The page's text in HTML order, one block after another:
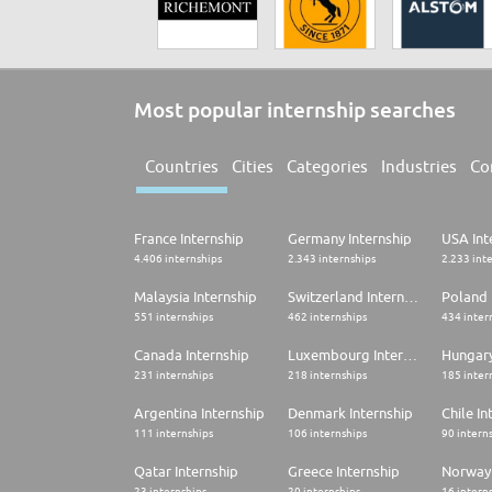
Most popular internship searches
Countries Cities Categories Industries
France Internship
4.406 internships
Germany Internship
2.343 internships
USA
2.233
Malaysia Internship
551 internships 462 internships
Poland
434
Canada Internship
231 internships 218 internships 185
Argentina Internship
111 internships
Denmark Internship
106 internships
Chile
90
Qatar Internship Greece Internship